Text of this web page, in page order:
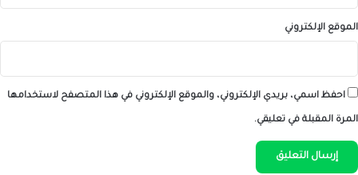
الموقع الإلكتروني
احفظ اسمي، بريدي الإلكتروني، والموقع الإلكتروني في هذا المتصفح لاستخدامها
المرة المقبلة في تعليقي.